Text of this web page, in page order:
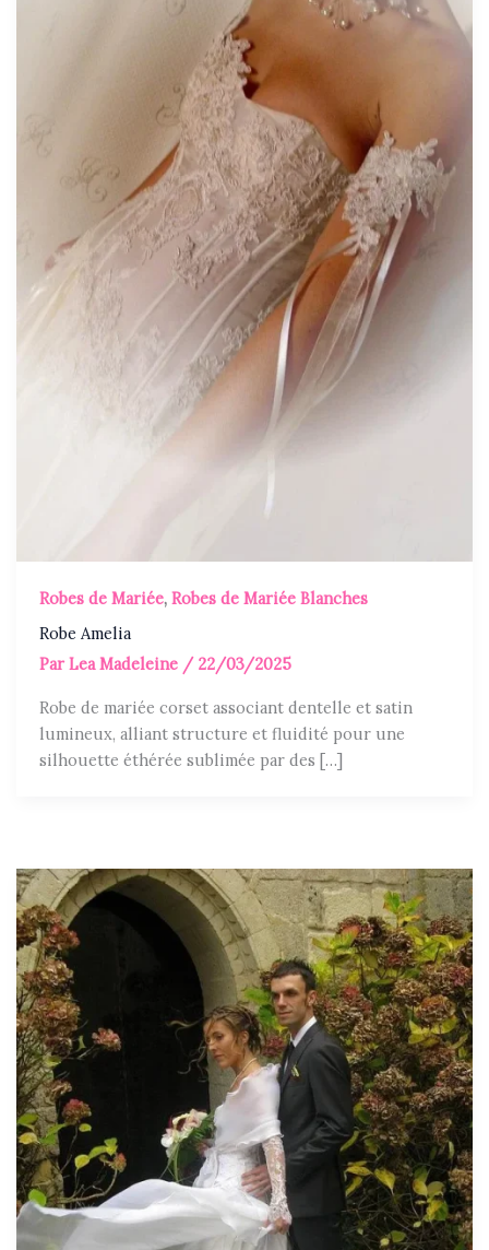
Robes de Mariée,Robes de Mariée Blanches
Robe Amelia
ParLea Madeleine / 22/03/2025
Robe de mariée corset associant dentelle et satin
lumineux, alliant structure et fluidité pour une
silhouette éthérée sublimée par des […]